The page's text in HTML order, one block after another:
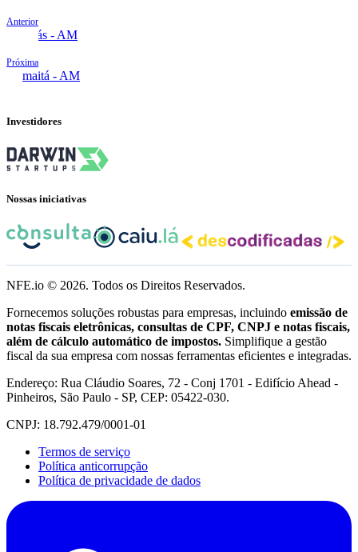
Anterior
Codajás - AM
Próxima
Humaitá - AM
Investidores
Nossas iniciativas
NFE.io © 2026. Todos os Direitos Reservados.
Fornecemos soluções robustas para empresas, incluindo emissão de
notas fiscais eletrônicas, consultas de CPF, CNPJ e notas fiscais,
além de cálculo automático de impostos. Simplifique a gestão
fiscal da sua empresa com nossas ferramentas eficientes e integradas.
Endereço: Rua Cláudio Soares, 72 - Conj 1701 - Edifício Ahead -
Pinheiros, São Paulo - SP, CEP: 05422-030.
CNPJ: 18.792.479/0001-01
Termos de serviço
Política anticorrupção
Política de privacidade de dados